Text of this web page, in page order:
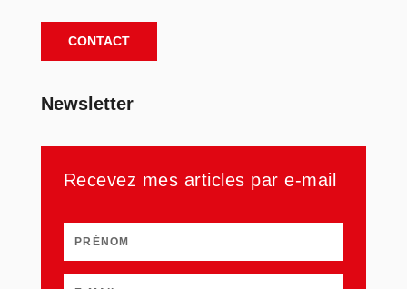
CONTACT
Newsletter
Recevez mes articles par e-mail